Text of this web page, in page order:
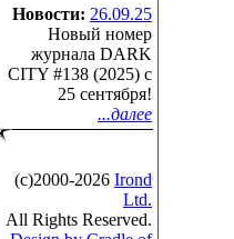
Новости: 26.09.25
Новый номер
журнала DARK
CITY #138 (2025) c
25 сентября!
...далее
(с)2000-2026 Irond
Ltd.
All Rights Reserved.